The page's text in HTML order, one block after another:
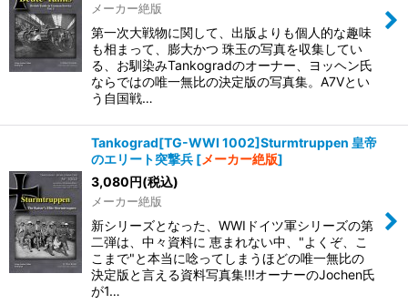
メーカー絶版
第一次大戦物に関して、出版よりも個人的な趣味
も相まって、膨大かつ 珠玉の写真を収集してい
る、お馴染みTankogradのオーナー、ヨッヘン氏
ならではの唯一無比の決定版の写真集。A7Vとい
う自国戦…
Tankograd[TG-WWI 1002]Sturmtruppen 皇帝
のエリート突撃兵 [メーカー絶版]
3,080円(税込)
メーカー絶版
新シリーズとなった、WWIドイツ軍シリーズの第
二弾は、中々資料に 恵まれない中、"よくぞ、こ
こまで"と本当に唸ってしまうほどの唯一無比の
決定版と言える資料写真集!!!オーナーのJochen氏
が1…